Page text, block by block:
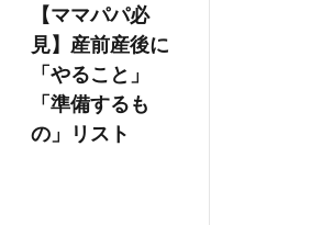
【ママパパ必
見】産前産後に
「やること」
「準備するも
の」リスト